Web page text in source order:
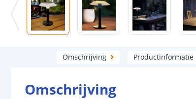
Omschrijving Productinformatie
Omschrijving